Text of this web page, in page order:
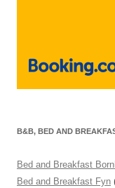
B&B, BED AND
Bed and Breakfast
Bed and Breakfast Fyn